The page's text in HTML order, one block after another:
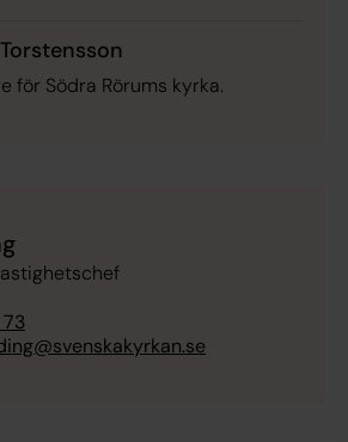
för Södra Rörums kyrka.